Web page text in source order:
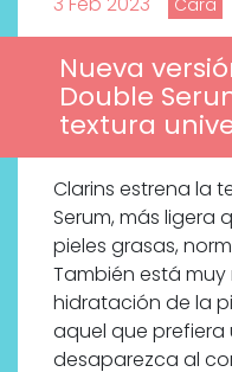
Cara
Nueva
Double
textura
Clarins estrena la
Serum, más ligera
pieles grasas,
También está
hidratación de la
aquel que
desaparezca al